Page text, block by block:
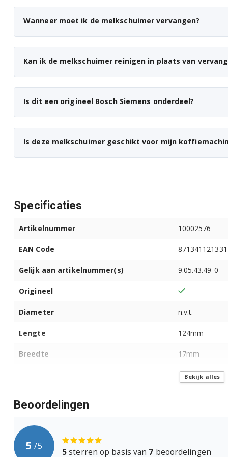
Siemens TI313519DE/02
Siemens TI351209RW/03
Siemens TI353201RW/03
Siemens TI353204RW/03
Siemens TI353504DE/03
Siemens TI353514DE/03
Siemens TI353514DE/04
Siemens TI355209RW/03
Bosch TIS30159DE/02
Wanneer moet ik de melkschuimer vervangen?
Kan ik de melkschuimer reinigen in plaats van
Is dit een origineel Bosch Siemens onderdeel?
Is deze melkschuimer geschikt voor mijn
Specificaties
Artikelnummer 10002576
EAN Code
Gelijk aan artikelnummer(s) 9.05.43.49-0
Origineel
Diameter n.v.t.
Lengte 124mm
Breedte 17mm
-
Apparaat soort(en)
Bekijk alles
Beoordelingen
5 /5
5sterren op basis van 7 beoordelingen